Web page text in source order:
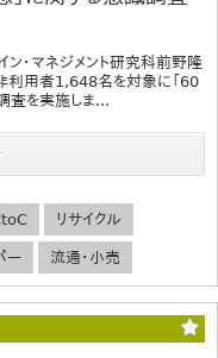
・マネジメント研究科前野隆
利用者1,648名を対象に「60
査を実施しま...
リサイクル
ー 流通・小売